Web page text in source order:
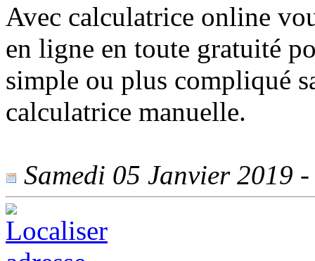
Avec calculatrice online
en ligne en toute gratuité
simple ou plus compliqué
calculatrice manuelle.
Samedi 05 Janvier 2019